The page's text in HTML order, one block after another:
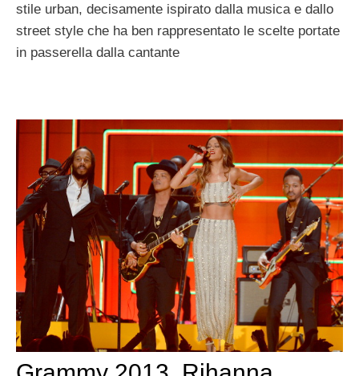
stile urban, decisamente ispirato dalla musica e dallo
street style che ha ben rappresentato le scelte portate
in passerella dalla cantante